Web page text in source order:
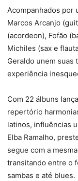
Acompanhados por
Marcos Arcanjo
(acordeon), Fofão
Michiles (sax e
Geraldo unem suas
experiência
Com 22 álbuns
repertório
latinos, influências
Elba Ramalho,
segue com a
transitando entre o
sambas e até blues.